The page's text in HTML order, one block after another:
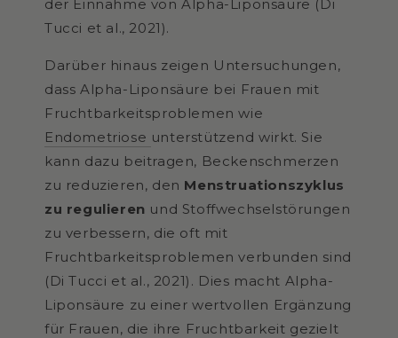
der Einnahme von Alpha-Liponsäure (Di
Tucci et al., 2021).
Darüber hinaus zeigen Untersuchungen,
dass Alpha-Liponsäure bei Frauen mit
Fruchtbarkeitsproblemen wie
Endometriose unterstützend wirkt. Sie
kann dazu beitragen, Beckenschmerzen
zu reduzieren, den Menstruationszyklus
zu regulieren und Stoffwechselstörungen
zu verbessern, die oft mit
Fruchtbarkeitsproblemen verbunden sind
(Di Tucci et al., 2021). Dies macht Alpha-
Liponsäure zu einer wertvollen Ergänzung
für Frauen, die ihre Fruchtbarkeit gezielt